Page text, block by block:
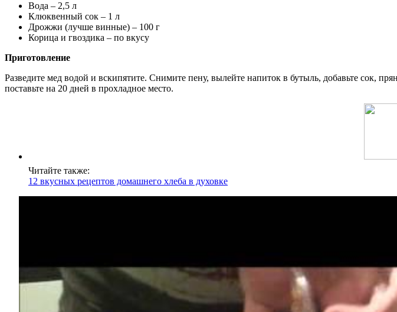
Вода – 2,5 л
Клюквенный сок – 1 л
Дрожжи (лучше винные) – 100 г
Корица и гвоздика – по вкусу
Приготовление
Разведите мед водой и вскипятите. Снимите пену, вылейте напиток в бутыль, добавьте сок,
поставьте на 20 дней в прохладное место.
Читайте также:
12 вкусных рецептов домашнего хлеба в духовке